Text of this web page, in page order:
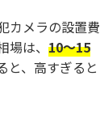
カメラの設置費
は、 10～15
と、高すぎると